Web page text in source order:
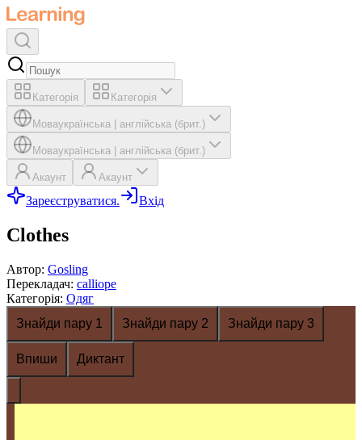
Категорія Категорія
Моваукраїнська англійська (брит.)
Моваукраїнська англійська (брит.)
Акаунт Акаунт
Зареєструватися. Вхід
Clothes
Автор: Gosling
Перекладач: calliope
Категорія: Одяг
Знайди пару 1
Знайди пару 2 Знайди пару 3
Впиши Диктант